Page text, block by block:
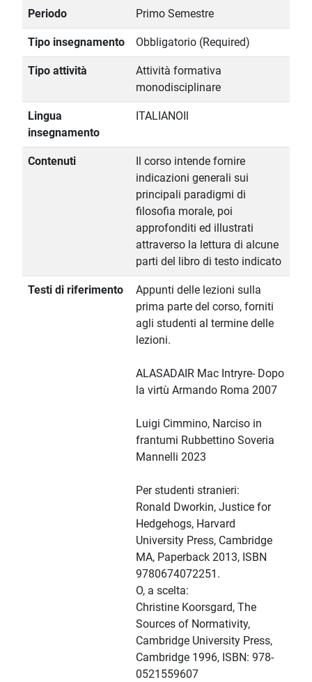
Periodo Primo Semestre
Tipo insegnamento Obbligatorio (Required)
Tipo attività
Attività formativa
monodisciplinare
Lingua
insegnamento
ITALIANOIl
Contenuti
Il corso intende fornire
indicazioni generali sui
principali paradigmi di
filosofia morale, poi
approfonditi ed illustrati
attraverso la lettura di alcune
parti del libro di testo indicato
Testi di riferimento
Appunti delle lezioni sulla
prima parte del corso, forniti
agli studenti al termine delle
lezioni.
ALASADAIR Mac Intryre- Dopo
la virtù Armando Roma 2007
Luigi Cimmino, Narciso in
frantumi Rubbettino Soveria
Mannelli 2023
Per studenti stranieri:
Ronald Dworkin, Justice for
Hedgehogs, Harvard
University Press, Cambridge
MA, Paperback 2013, ISBN
9780674072251.
O, a scelta:
Christine Koorsgard, The
Sources of Normativity,
Cambridge University Press,
Cambridge 1996, ISBN: 978-
0521559607